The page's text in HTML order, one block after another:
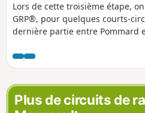
Lors de cette troisième étape,
GRP®, pour quelques courts-
dernière partie entre Pommard
sont au rendez-vous.
Plus de circuits de